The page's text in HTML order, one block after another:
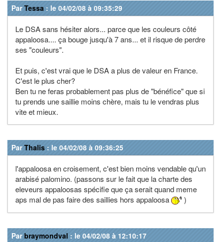
ParTessa : le 04/02/08 à 09:35:29
Le DSA sans hésiter alors... parce que les couleurs côté
appaloosa.... ça bouge jusqu'à 7 ans... et il risque de perdre
ses "couleurs".
Et puis, c'est vrai que le DSA a plus de valeur en France.
C'est le plus cher?
Ben tu ne feras probablement pas plus de "bénéfice" que si
tu prends une saillie moins chère, mais tu le vendras plus
vite et mieux.
ParThalis : le 04/02/08 à 09:36:25
l'appaloosa en croisement, c'est bien moins vendable qu'un
arabisé palomino. (passons sur le fait que la charte des
eleveurs appaloosas spécifie que ça serait quand meme
aps mal de pas faire des saillies hors appaloosa
)
Parbraymondval : le 04/02/08 à 12:10:17